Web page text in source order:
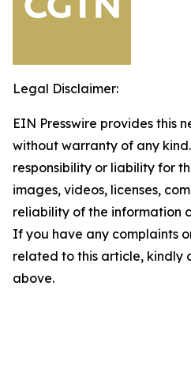
Legal Disclaimer:
EIN Presswire provides this
without warranty of any
responsibility or liability for
images, videos, licenses,
reliability of the information
If you have any complaints
related to this article, kindly
above.